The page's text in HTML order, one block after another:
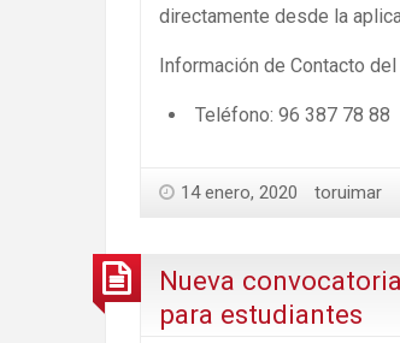
directamente desde la
Información de Contacto del
Teléfono: 96 387 78 88
14 enero, 2020 toruimar
Nueva
para estudiantes